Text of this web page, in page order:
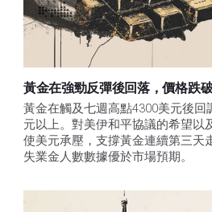
黃金在強勁反彈後回落，價格跌
黃金在觸及七週高點4300美元後回
元以上。對美伊和平協議的希望以
使美元承壓，支撐黃金連續第三天
失業金人數數據優於市場預期。